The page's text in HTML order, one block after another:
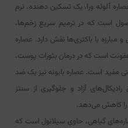
آلوئه ورا، یک تسکین دهنده، نرم
است که در ترمیم سریع زخم‌ها،
با باکتری‌ها نقش دارد. عصاره
است که در درمان بثورات پوست،
مفید است. عصاره بابونه نیز یک ضد
آزاد و جلوگیری از سنتز
را کاهش می‌دهد.
گیاهی، حاوی سیلانول است که